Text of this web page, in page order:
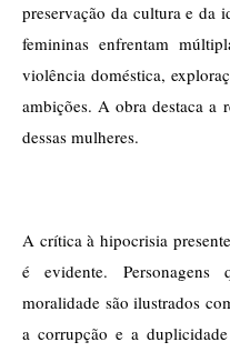
preservação da cultura e da
femininas enfrentam
violência doméstica,
ambições. A obra destaca a
dessas mulheres.
A crítica à hipocrisia
é evidente.
moralidade são ilustrados
a corrupção e a